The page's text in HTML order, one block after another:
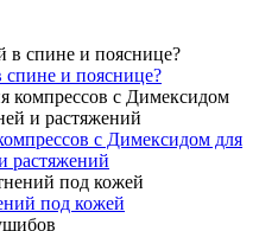
спине и пояснице?
с Димексидом для
растяжений
под кожей